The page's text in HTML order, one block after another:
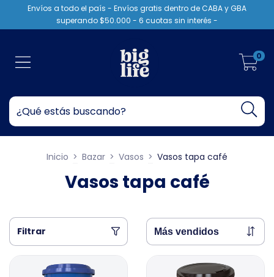
Envíos a todo el país - Envíos gratis dentro de CABA y GBA
superando $50.000 - 6 cuotas sin interés -
0
Inicio > Bazar > Vasos > Vasos tapa café
Vasos tapa café
Filtrar